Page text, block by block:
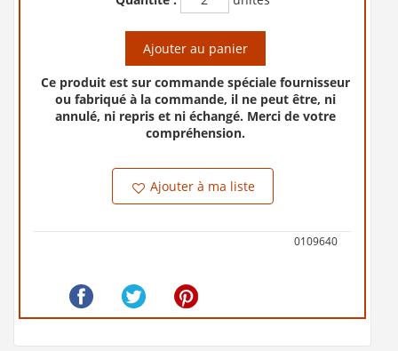
Ajouter au panier
Ce produit est sur commande spéciale fournisseur
ou fabriqué à la commande, il ne peut être, ni
annulé, ni repris et ni échangé. Merci de votre
compréhension.
Ajouter à ma liste
0109640